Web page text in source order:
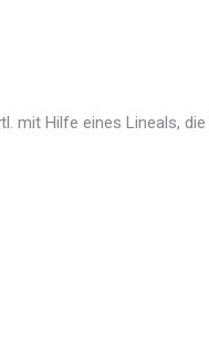
mit Hilfe eines Lineals,